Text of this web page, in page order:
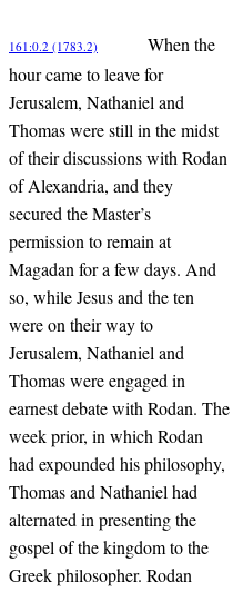
161:0.2 (1783.2)
When the
hour came to leave for
Jerusalem, Nathaniel and
Thomas were still in the midst
of their discussions with Rodan
of Alexandria, and they
secured the Master’s
permission to remain at
Magadan for a few days. And
so, while Jesus and the ten
were on their way to
Jerusalem, Nathaniel and
Thomas were engaged in
earnest debate with Rodan. The
week prior, in which Rodan
had expounded his philosophy,
Thomas and Nathaniel had
alternated in presenting the
gospel of the kingdom to the
Greek philosopher. Rodan